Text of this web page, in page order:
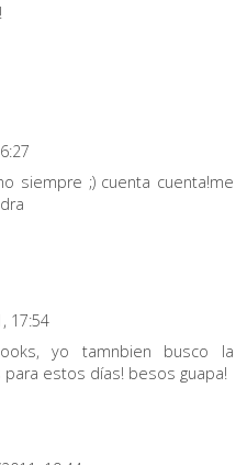
siempre ;) cuenta cuenta!me
17:54
yo tamnbien busco la
estos días! besos guapa!